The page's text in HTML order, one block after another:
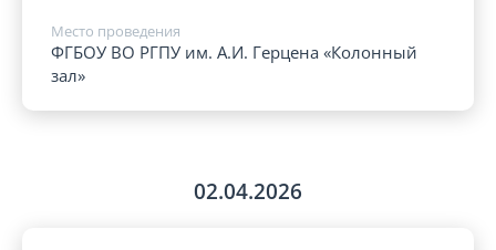
Место проведения
ФГБОУ ВО РГПУ им. А.И. Герцена «Колонный
зал»
02.04.2026